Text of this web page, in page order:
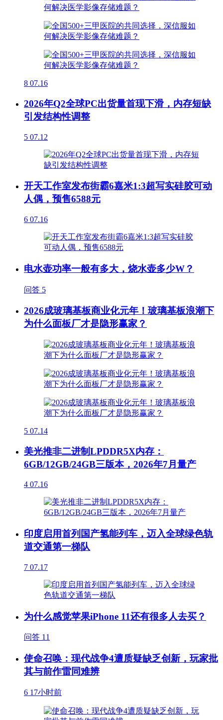
8 07.16
2026年Q2全球PC出货量首现下滑，内存短缺
引发结构性调整
5 07.12
开天工作室发布街霸6嘉米1:3超写实硅胶可动
人偶，预售6588元
6 07.16
电水壶功率一般有多大，烧水壶多少W？
问答 5
2026成玻璃基板商业化元年！玻璃基板浪潮下
为什么面板厂才是隐形赢家？
5 07.14
美光推非二进制LPDDR5X内存：
6GB/12GB/24GB三版本，2026年7月量产
4 07.16
印度启用首列国产氢能列车，迈入全球绿色轨
道交通第一梯队
7 07.17
为什么感觉苹果iPhone 11还有很多人去买？
问答 11
使命召唤：现代战争4遭质疑缺乏创新，玩家批
其与前作雷同难辨
6 17小时前